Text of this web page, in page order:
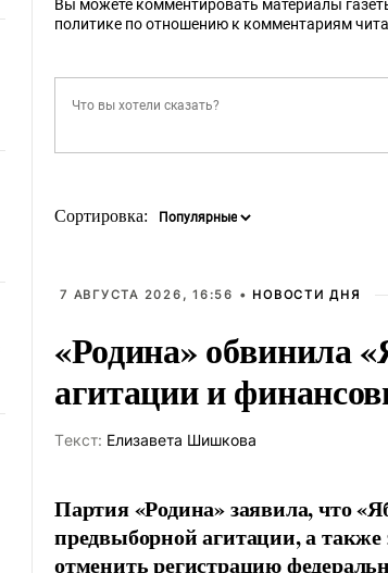
Вы можете комментировать материалы
политике по отношению к комментариям
Сортировка:
7 АВГУСТА 2026, 16:56 • НОВОСТИ ДНЯ
«Родина» обвинила
агитации и
Tекст: Елизавета Шишкова
Партия «Родина» заявила, что
предвыборной агитации, а также
отменить регистрацию